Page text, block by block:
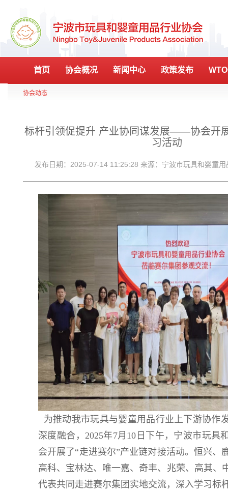
首页 协会概况 新闻中心 政策发布
协会动态
标杆引领促提升 产业协同谋发展——协会开
习活动
发布日期：2025-07-14 11:25:28 来源：宁波市玩具和婴童
为推动我市玩具与婴童用品行业上下游协作
深度融合，2025年7月10日下午，宁波市玩具
会开展了“走进赛尔”产业链对接活动。恒兴、
高科、宝林达、唯一嘉、奇丰、兆荣、高其、
代表共同走进赛尔集团实地交流，深入学习标